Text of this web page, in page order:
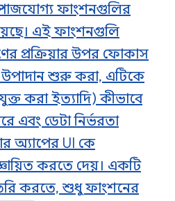
ফাংশনগুলির
এই ফাংশনগুলি
প্রক্রিয়ার উপর ফোকাস
উপাদান শুরু করা, এটিকে
করা ইত্যাদি) কীভাবে
এবং ডেটা নির্ভরতা
অ্যাপের UI কে
করতে দেয়। একটি
করতে, শুধু ফাংশনের